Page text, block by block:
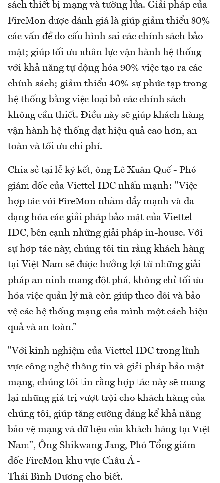
sách thiết bị mạng và tường lửa. Giải pháp của
FireMon được đánh giá là giúp giảm thiểu 80%
các vấn đề do cấu hình sai các chính sách bảo
mật; giúp tối ưu nhân lực vận hành hệ thống
với khả năng tự động hóa 90% việc tạo ra các
chính sách; giảm thiểu 40% sự phức tạp trong
hệ thống bằng việc loại bỏ các chính sách
không cần thiết. Điều này sẽ giúp khách hàng
vận hành hệ thống đạt hiệu quả cao hơn, an
toàn và tối ưu chi phí.
Chia sẻ tại lễ ký kết, ông Lê Xuân Quế - Phó
giám đốc của Viettel IDC nhấn mạnh: "Việc
hợp tác với FireMon nhằm đẩy mạnh và đa
dạng hóa các giải pháp bảo mật của Viettel
IDC, bên cạnh những giải pháp in-house. Với
sự hợp tác này, chúng tôi tin rằng khách hàng
tại Việt Nam sẽ được hưởng lợi từ những giải
pháp an ninh mạng đột phá, không chỉ tối ưu
hóa việc quản lý mà còn giúp theo dõi và bảo
vệ các hệ thống mạng của mình một cách hiệu
quả và an toàn.”
"Với kinh nghiệm của Viettel IDC trong lĩnh
vực công nghệ thông tin và giải pháp bảo mật
mạng, chúng tôi tin rằng hợp tác này sẽ mang
lại những giá trị vượt trội cho khách hàng của
chúng tôi, giúp tăng cường đáng kể khả năng
bảo vệ mạng và dữ liệu của khách hàng tại Việt
Nam", Ông Shikwang Jang, Phó Tổng giám
đốc FireMon khu vực Châu Á -
Thái Bình Dương cho biết.